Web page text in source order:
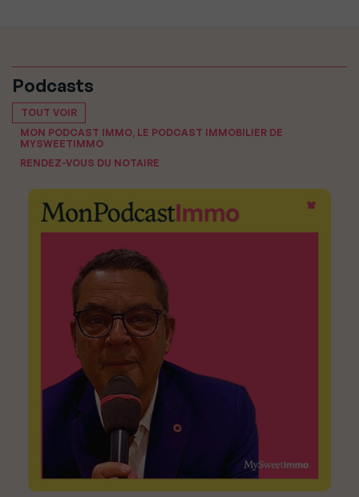
Podcasts
TOUT VOIR
MON PODCAST IMMO, LE PODCAST IMMOBILIER DE
MYSWEETIMMO
RENDEZ-VOUS DU NOTAIRE